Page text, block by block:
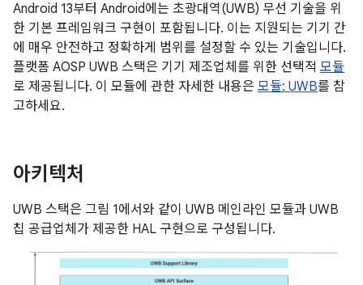
Android 13부터 Android에는 초광대역(UWB) 무선 기술을 위
한 기본 프레임워크 구현이 포함됩니다. 이는 지원되는 기기 간
에 매우 안전하고 정확하게 범위를 설정할 수 있는 기술입니다.
플랫폼 AOSP UWB 스택은 기기 제조업체를 위한 선택적 모듈
로 제공됩니다. 이 모듈에 관한 자세한 내용은 모듈: UWB를 참
고하세요.
아키텍처
UWB 스택은 그림 1에서와 같이 UWB 메인라인 모듈과 UWB
칩 공급업체가 제공한 HAL 구현으로 구성됩니다.